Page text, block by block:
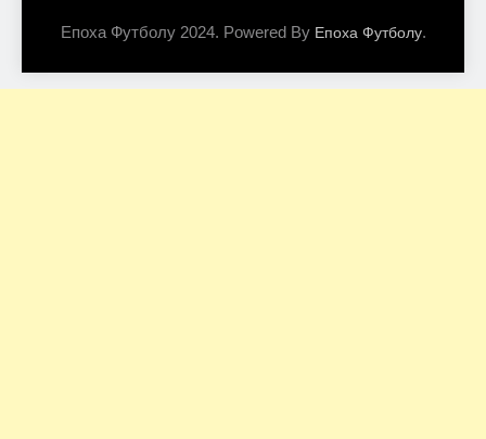
Епоха Футболу 2024. Powered By Епоха Футболу.